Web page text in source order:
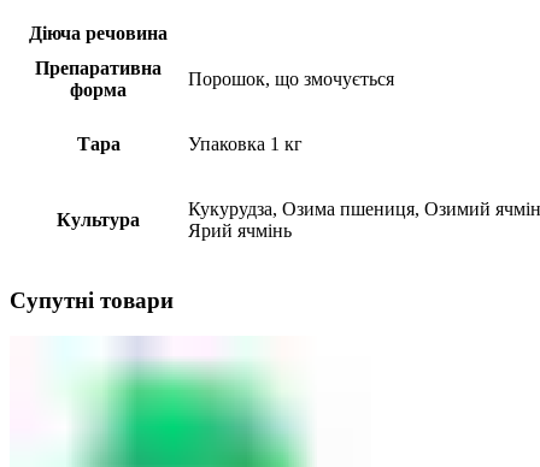
Діюча речовина
Препаративна
форма
Порошок, що змочується
Тара Упаковка 1 кг
Культура
Кукурудза, Озима пшениця, Озимий
Ярий ячмінь
Супутні товари